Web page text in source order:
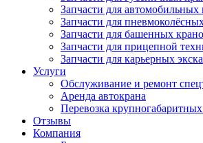
Запчасти для автомобильных
Запчасти для
Запчасти для башенных
Запчасти для прицепной
Запчасти для карьерных
Услуги
Обслуживание и ремонт
Аренда автокрана
Перевозка крупногабаритных
Отзывы
Компания